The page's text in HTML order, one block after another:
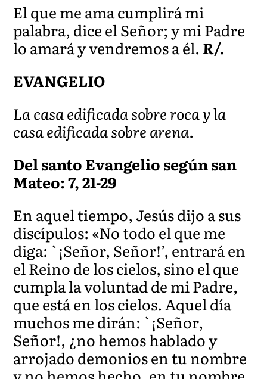
El que me ama cumplirá mi
palabra, dice el Señor; y mi Padre
lo amará y vendremos a él.R/.
EVANGELIO
La casa edificada sobre roca y la
casa edificada sobre arena.
Del santo Evangelio según san
Mateo: 7, 21-29
En aquel tiempo, Jesús dijo a sus
discípulos: «No todo el que me
diga: `¡Señor, Señor!’, entrará en
el Reino de los cielos, sino el que
cumpla la voluntad de mi Padre,
que está en los cielos. Aquel día
muchos me dirán: `¡Señor,
Señor!, ¿no hemos hablado y
arrojado demonios en tu nombre